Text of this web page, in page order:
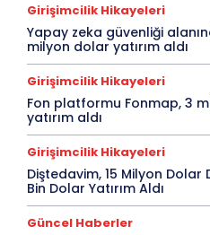
Girişimcilik Hikayeleri
Yapay zeka güvenliği
milyon dolar yatırım aldı
Girişimcilik Hikayeleri
Fon platformu Fonmap, 3
yatırım aldı
Girişimcilik Hikayeleri
Diştedavim, 15 Milyon
Bin Dolar Yatırım Aldı
Güncel Haberler